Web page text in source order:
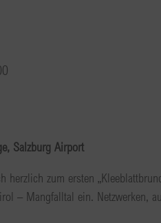
Salzburg Airport
herzlich zum ersten
– Mangfalltal ein. Netzwerken,